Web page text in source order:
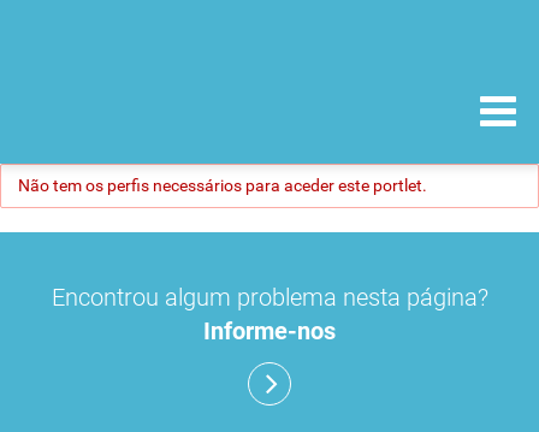
Não tem os perfis necessários para aceder este portlet.
Encontrou algum problema nesta página?
Informe-nos